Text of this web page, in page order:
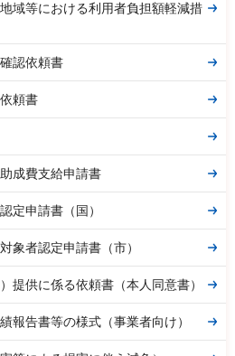
域等における利用者負担額軽減措
認依頼書
頼書
成費支給申請書
定申請書（国）
象者認定申請書（市）
提供に係る依頼書（本人同意書）
報告書等の様式（事業者向け）